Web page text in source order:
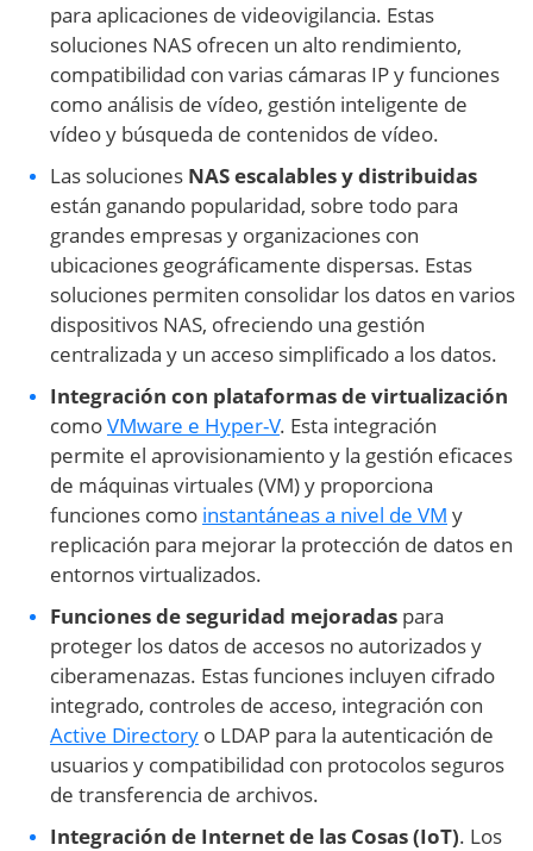
para aplicaciones de videovigilancia. Estas
soluciones NAS ofrecen un alto rendimiento,
compatibilidad con varias cámaras IP y funciones
como análisis de vídeo, gestión inteligente de
vídeo y búsqueda de contenidos de vídeo.
Las soluciones NAS escalables y distribuidas
están ganando popularidad, sobre todo para
grandes empresas y organizaciones con
ubicaciones geográficamente dispersas. Estas
soluciones permiten consolidar los datos en varios
dispositivos NAS, ofreciendo una gestión
centralizada y un acceso simplificado a los datos.
Integración con plataformas de virtualización
comoVMware e Hyper-V. Esta integración
permite el aprovisionamiento y la gestión eficaces
de máquinas virtuales (VM) y proporciona
funciones como instantáneas a nivel de VM y
replicación para mejorar la protección de datos en
entornos virtualizados.
Funciones de seguridad mejoradas para
proteger los datos de accesos no autorizados y
ciberamenazas. Estas funciones incluyen cifrado
integrado, controles de acceso, integración con
Active Directory o LDAP para la autenticación de
usuarios y compatibilidad con protocolos seguros
de transferencia de archivos.
Integración de Internet de las Cosas (IoT). Los